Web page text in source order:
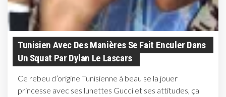
Tunisien Avec Des Manières Se Fait Enculer Dans
Un Squat Par Dylan Le Lascars
Ce rebeu d’origine Tunisienne à beau se la jouer
princesse avec ses lunettes Gucci et ses attitudes, ça